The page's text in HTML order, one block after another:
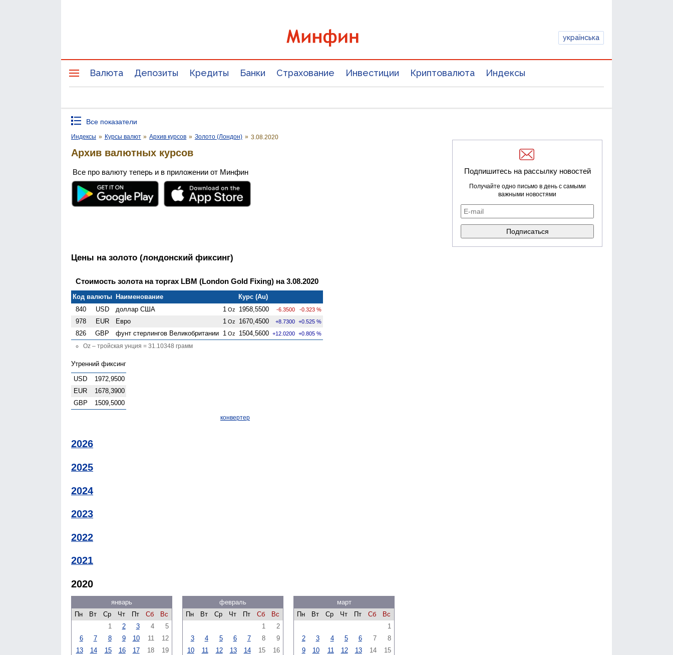
українська
Валюта Депозиты Кредиты Банки Страхование Инвестиции Криптовалюта Индексы
Все показатели
Индексы » Курсы валют » Архив курсов » Золото (Лондон) » 3.08.2020
Архив валютных курсов
Все про валюту теперь и в приложении от Минфин
Цены на золото (лондонский фиксинг)
Стоимость золота на торгах LBM (London Gold Fixing) на 3.08.2020
Код валюты Наименование
Курс (Au)
840
USD доллар США 1 Oz 1958,5500 -6.3500 -0.323 %
978 EUR Евро 1 Oz 1670,4500 +8.7300 +0.525 %
826 GBP фунт стерлингов Велико­британии 1 Oz 1504,5600 +12.0200 +0.805 %
Oz – тройская унция = 31.10348 грамм
Утренний фиксинг
USD
1972,9500
EUR
1678,3900
GBP
1509,5000
конвертер
2026
2025
2024
2023
2022
2021
2020
январь
Пн
Вт Ср Чт Пт Сб
Вс
1
2 3 4
5
6
7 8 9 10 11
12
13
14 15 16 17 18
19
февраль
Пн
Вт Ср Чт Пт Сб
Вс
1
2
3
4 5 6 7 8
9
10
11 12 13 14 15
16
март
Пн
Вт Ср Чт Пт Сб
Вс
1
2
3 4 5 6 7
8
9
10 11 12 13 14
15
Подпишитесь на рассылку новостей
Получайте одно письмо в день с самыми
важными новостями